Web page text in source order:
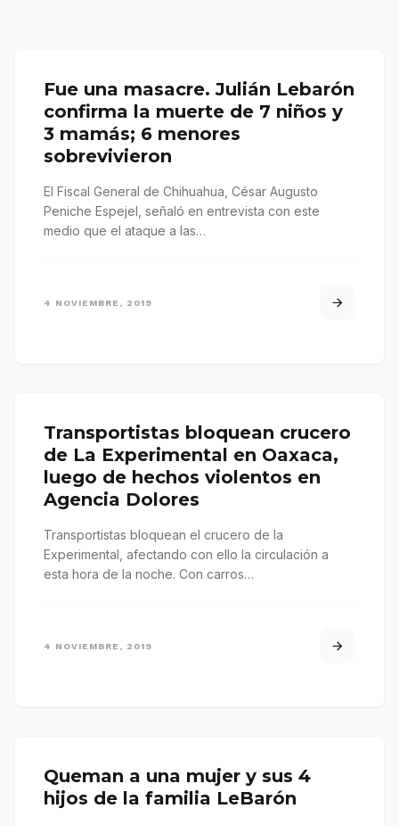
Fue una masacre. Julián Lebarón
confirma la muerte de 7 niños y
3 mamás; 6 menores
sobrevivieron
El Fiscal General de Chihuahua, César Augusto
Peniche Espejel, señaló en entrevista con este
medio que el ataque a las…
4 NOVIEMBRE, 2019
Transportistas bloquean crucero
de La Experimental en Oaxaca,
luego de hechos violentos en
Agencia Dolores
Transportistas bloquean el crucero de la
Experimental, afectando con ello la circulación a
esta hora de la noche. Con carros…
4 NOVIEMBRE, 2019
Queman a una mujer y sus 4
hijos de la familia LeBarón